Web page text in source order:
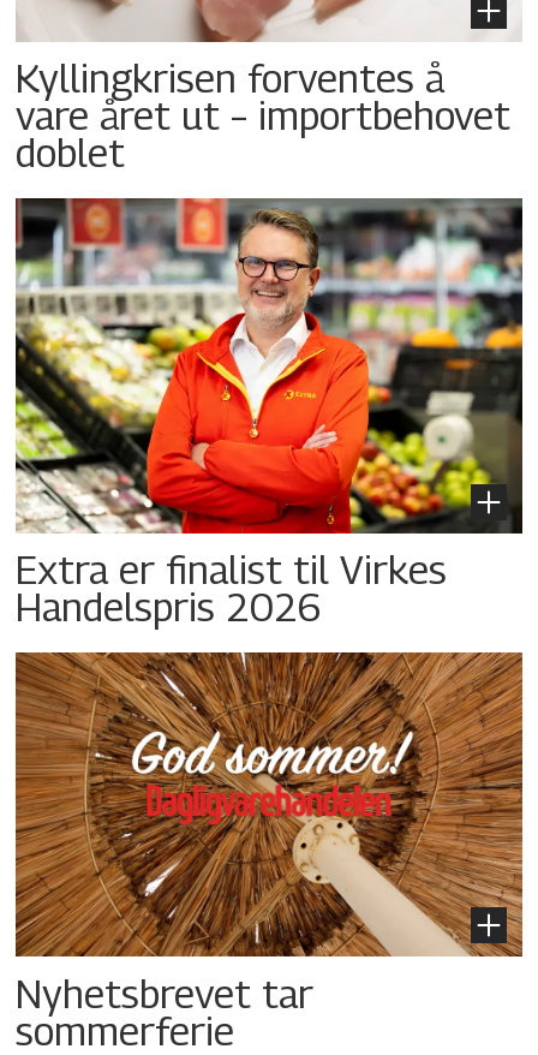
Kyllingkrisen forventes å
vare året ut – importbehovet
doblet
Extra er finalist til Virkes
Handelspris 2026
Nyhetsbrevet tar
sommerferie